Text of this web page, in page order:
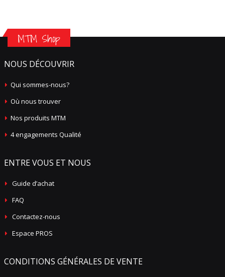
MTM Shop
NOUS DÉCOUVRIR
Qui sommes-nous?
Où nous trouver
Nos produits MTM
4 engagements Qualité
ENTRE VOUS ET NOUS
Guide d’achat
FAQ
Contactez-nous
Espace PROS
CONDITIONS GÉNÉRALES DE VENTE